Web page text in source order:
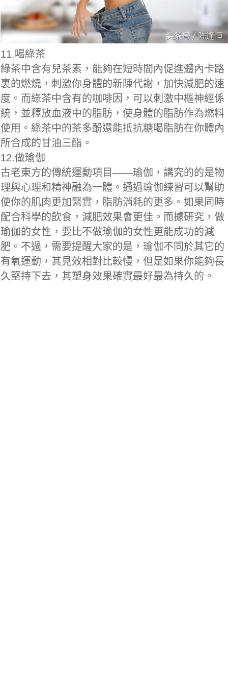
11.喝綠茶
綠茶中含有兒茶素，能夠在短時間內促進體內卡路
裏的燃燒，刺激你身體的新陳代謝，加快減肥的速
度。而綠茶中含有的咖啡因，可以刺激中樞神經係
統，並釋放血液中的脂肪，使身體的脂肪作為燃料
使用。綠茶中的茶多酚還能抵抗糖喝脂肪在你體內
所合成的甘油三酯。
12.做瑜伽
古老東方的傳統運動項目——瑜伽，講究的的是物
理與心理和精神融為一體。通過瑜伽練習可以幫助
使你的肌肉更加緊實，脂肪消耗的更多。如果同時
配合科學的飲食，減肥效果會更佳。而據研究，做
瑜伽的女性，要比不做瑜伽的女性更能成功的減
肥。不過，需要提醒大家的是，瑜伽不同於其它的
有氧運動，其見效相對比較慢，但是如果你能夠長
久堅持下去，其塑身效果確實最好最為持久的。